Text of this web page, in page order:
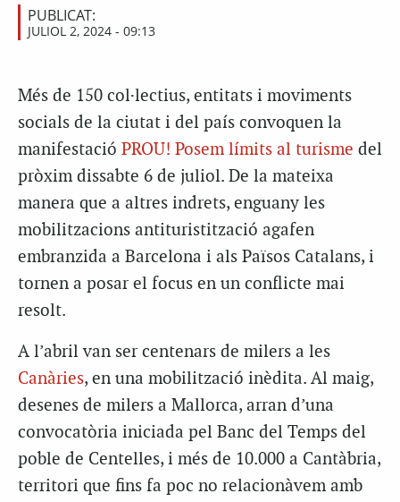
PUBLICAT:
JULIOL 2, 2024 - 09:13
Més de 150 col·lectius, entitats i moviments
socials de la ciutat i del país convoquen la
manifestació PROU! Posem límits al turisme del
pròxim dissabte 6 de juliol. De la mateixa
manera que a altres indrets, enguany les
mobilitzacions antituristització agafen
embranzida a Barcelona i als Països Catalans, i
tornen a posar el focus en un conflicte mai
resolt.
A l’abril van ser centenars de milers a les
Canàries, en una mobilització inèdita. Al maig,
desenes de milers a Mallorca, arran d’una
convocatòria iniciada pel Banc del Temps del
poble de Centelles, i més de 10.000 a Cantàbria,
territori que fins fa poc no relacionàvem amb